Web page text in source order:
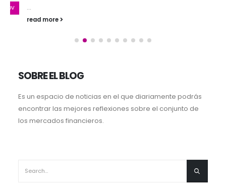
read more
SOBRE EL BLOG
Es un espacio de noticias en el que diariamente podrás
encontrar las mejores reflexiones sobre el conjunto de
los mercados financieros.